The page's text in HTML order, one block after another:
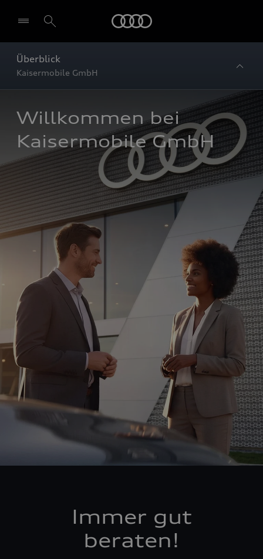
Überblick
Kaisermobile GmbH
Willkommen bei
Kaisermobile GmbH
Immer gut
beraten!